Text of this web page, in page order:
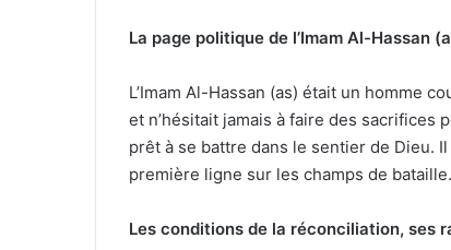
La page politique de l’Imam Al-Hassan
L’Imam Al-Hassan (as) était un homme
et n’hésitait jamais à faire des sacrifices
prêt à se battre dans le sentier de Dieu.
première ligne sur les champs de bataille.
Les conditions de la réconciliation, ses